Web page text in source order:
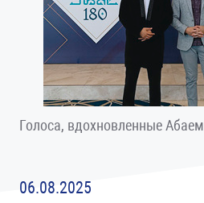
Голоса, вдохновленные Абаем
06.08.2025